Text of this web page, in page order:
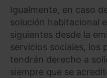
Igualmente, en caso
solución habitacional
siguientes desde la
servicios sociales, los
tendrán derecho a
siempre que se